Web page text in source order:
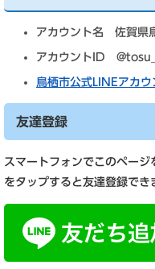
アカウント名 佐賀県
アカウントID
鳥栖市公式LINEアカウ
友達登録
スマートフォンでこのペー
をタップすると友達登録でき